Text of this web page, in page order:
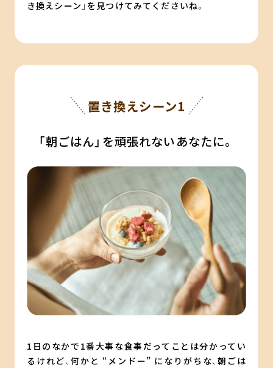
き換えシーン」を見つけてみてくださいね。
置き換えシーン1
「朝ごはん」を頑張れないあなたに。
1日のなかで1番大事な食事だってことは分かってい
るけれど、何かと “メンドー” になりがちな、朝ごは